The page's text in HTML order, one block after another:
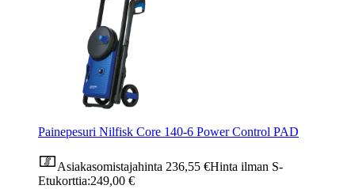
Painepesuri Nilfisk Core 140-6 Power Control PAD
Asiakasomistajahinta 236,55 €Hinta ilman S-
Etukorttia:249,00 €